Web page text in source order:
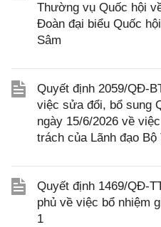
Thường vụ Quốc hội
Đoàn đại biểu Quốc
Sâm
Quyết định 2059/QĐ-
việc sửa đổi, bổ sung
ngày 15/6/2026 về
trách của Lãnh đạo Bộ
Quyết định 1469/QĐ-
phủ về việc bổ nhiệm
1